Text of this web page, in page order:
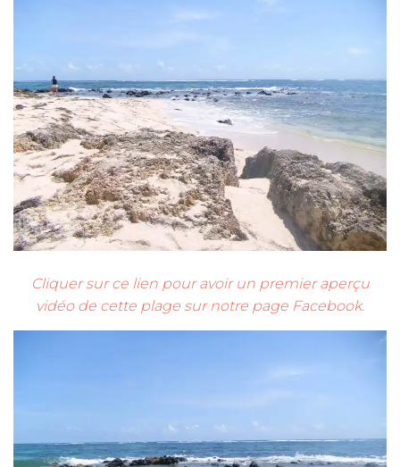
Cliquer sur ce lien pour avoir un premier aperçu
vidéo de cette plage sur notre page Facebook.